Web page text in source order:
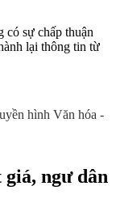
có sự chấp thuận
lại thông tin từ
hình Văn hóa -
ngư dân